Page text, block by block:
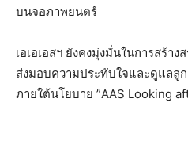
บนจอภาพยนตร์
เอเอเอสฯ ยังคงมุ่งมั่นในการสร้า
ส่งมอบความประทับใจและดูแลลู
ภายใต้นโยบาย ”AAS Looking